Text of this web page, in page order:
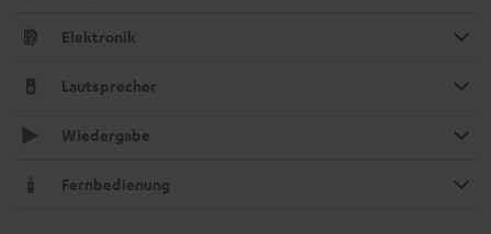
Elektronik
Lautsprecher
Wiedergabe
Fernbedienung